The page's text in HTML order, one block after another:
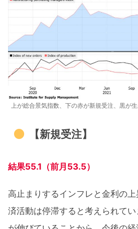
上が総合景気指数、下の赤が新規受注、黒が
【新規受注】
結果55.1（前月53.5）
高止まりするインフレと金利の
済活動は停滞すると考えられて